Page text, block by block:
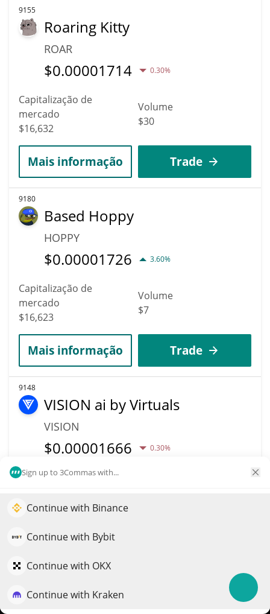
Sign up to 3Commas with...
Continue with Binance
Continue with Bybit
Continue with OKX
Continue with Kraken
9155
Roaring Kitty
ROAR
$0.00001714 0.30%
Capitalização de
mercado
$16,632
Volume
$30
Mais informação Trade
9180
Based Hoppy
HOPPY
$0.00001726 3.60%
Capitalização de
mercado
$16,623
Volume
$7
Mais informação Trade
9148
VISION ai by Virtuals
VISION
$0.00001666 0.30%
Capitalização de
$16,621
Mais informação
loner
Impulsione o crescimento do seu portfólio com IA
QuantPilot é uma plataforma completa de estratégias onde
estratégias e conduzem pesquisas de mercado
Experimente grátis